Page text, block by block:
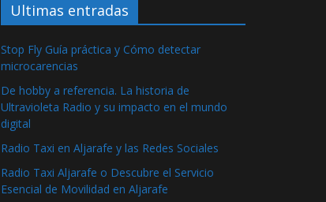
Ultimas entradas
Stop Fly Guía práctica y Cómo detectar
microcarencias
De hobby a referencia. La historia de
Ultravioleta Radio y su impacto en el mundo
digital
Radio Taxi en Aljarafe y las Redes Sociales
Radio Taxi Aljarafe o Descubre el Servicio
Esencial de Movilidad en Aljarafe